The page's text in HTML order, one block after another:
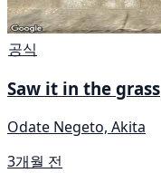
공식
Saw it in the grass
Odate Negeto, Akita
3개월 전